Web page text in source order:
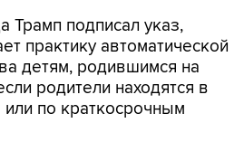
Трамп подписал указ,
практику автоматической
детям, родившимся на
родители находятся в
или по краткосрочным